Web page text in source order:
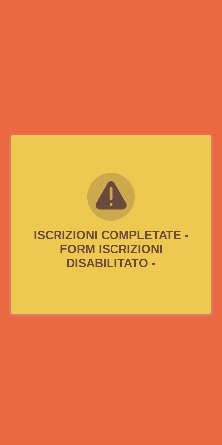
ISCRIZIONI COMPLETATE -
FORM ISCRIZIONI
DISABILITATO -